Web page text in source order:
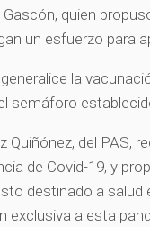
Gascón, quien
un esfuerzo para
la
semáforo
Quiñónez, del PAS,
de Covid-19, y
destinado a
exclusiva a esta